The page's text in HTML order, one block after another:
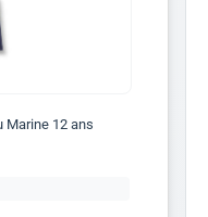
Marine 12 ans